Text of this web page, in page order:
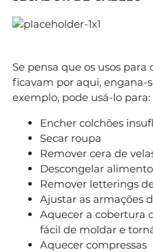
Se pensa que os usos para
ficavam por aqui, engana-
exemplo, pode usá-lo para:
Encher colchões
Secar roupa
Remover cera de
Descongelar
Remover letterings
Ajustar as armações
Aquecer a cobertura
fácil de moldar e
Aquecer compressas